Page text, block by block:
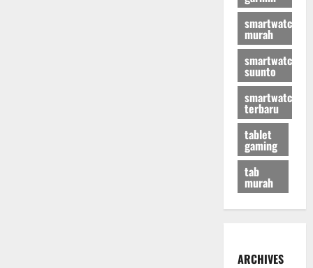
smartwatch
murah
smartwatch
suunto
smartwatch
terbaru
tablet
gaming
tab
murah
ARCHIVES